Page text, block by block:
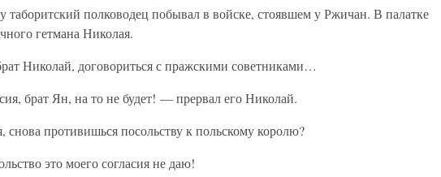
таборитский полководец побывал в войске, стоявшем у Ржичан. В палатке
гетмана Николая.
Николай, договориться с пражскими советниками…
брат Ян, на то не будет! — прервал его Николай.
противишься посольству к польскому королю?
это моего согласия не даю!